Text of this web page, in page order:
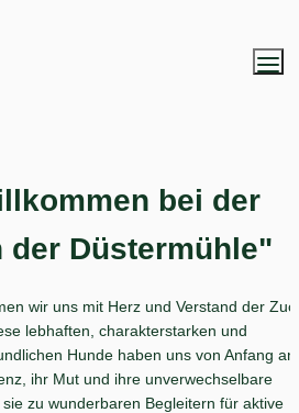
bei der
der Düstermühle"
wir uns mit Herz und Verstand der
lebhaften, charakterstarken und
Hunde haben uns von Anfang an
ihr Mut und ihre unverwechselbare
zu wunderbaren Begleitern für aktive